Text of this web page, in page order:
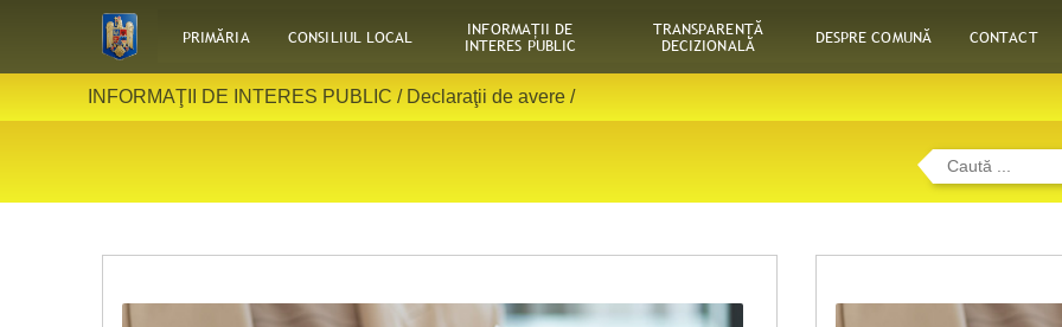
PRIMĂRIA CONSILIUL LOCAL INFORMAŢII DE
INTERES PUBLIC
TRANSPARENȚĂ
DECIZIONALĂ DESPRE COMUNĂ CONTACT
INFORMAŢII DE INTERES PUBLIC / Declaraţii de avere /